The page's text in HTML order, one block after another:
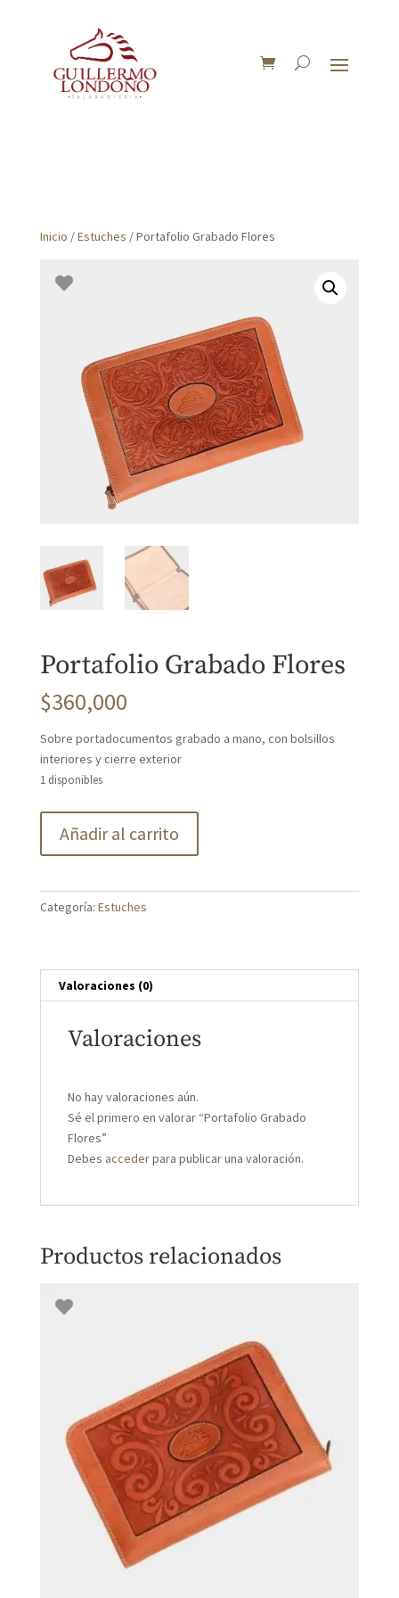
Inicio /Estuches / Portafolio Grabado Flores
Portafolio Grabado Flores
$360,000
Sobre portadocumentos grabado a mano, con bolsillos
interiores y cierre exterior
1 disponibles
Grabado
Flores
Añadir al carrito
Categoría: Estuches
Valoraciones (0)
Valoraciones
No hay valoraciones aún.
Sé el primero en valorar “Portafolio Grabado
Flores”
Debes accederpara publicar una valoración.
Productos relacionados